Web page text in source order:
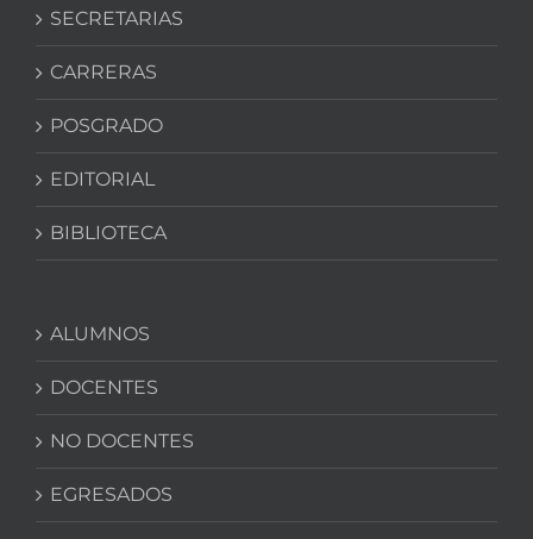
SECRETARIAS
CARRERAS
POSGRADO
EDITORIAL
BIBLIOTECA
ALUMNOS
DOCENTES
NO DOCENTES
EGRESADOS